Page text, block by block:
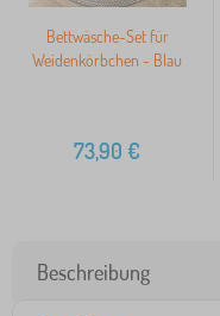
Bettwäsche-Set für
Weidenkörbchen - Blau
73,90 €
Beschreibung